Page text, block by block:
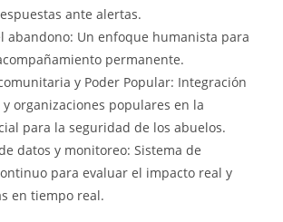
ante alertas.
abandono: Un enfoque humanista para
permanente.
y Poder Popular: Integración
y organizaciones populares en la
para la seguridad de los abuelos.
datos y monitoreo: Sistema de
para evaluar el impacto real y
en tiempo real.